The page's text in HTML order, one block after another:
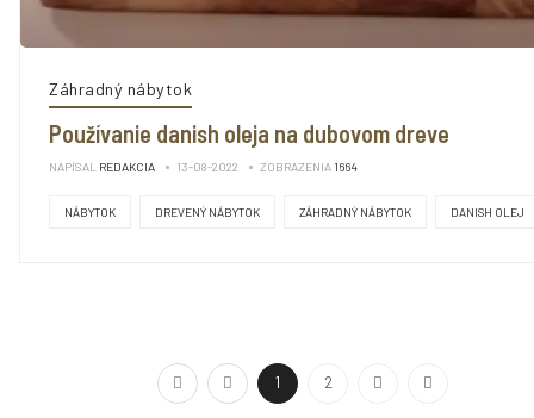
Záhradný nábytok
Používanie danish oleja na dubovom dreve
NAPÍSAL REDAKCIA 13-08-2022 ZOBRAZENIA 1664
NÁBYTOK DREVENÝ NÁBYTOK ZÁHRADNÝ NÁBYTOK DANISH OLEJ
1 2